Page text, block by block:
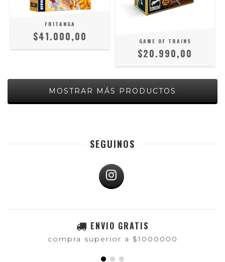
FRITANGA
$41.000,00 GAME OF TRAINS
$20.990,00
MOSTRAR MÁS PRODUCTOS
SEGUINOS
ENVIO GRATIS
compra superior a $1000000